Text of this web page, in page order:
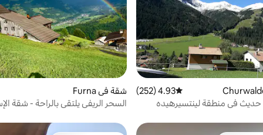
متوسط التقييم 4.93 من 5، 252 مراجعات
4.93 (252)
في منطقة لينتسيرهيده
شقة في Furna
السحر الريفي يلتقي بالراحة - شقة